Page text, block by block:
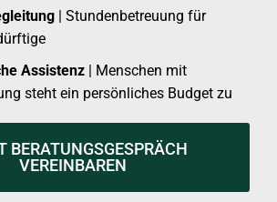
| Stundenbetreuung für
Assistenz | Menschen mit
steht ein persönliches Budget zu
BERATUNGSGESPRÄCH
VEREINBAREN